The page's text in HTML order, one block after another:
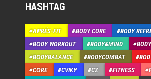
HASHTAG
APRÉS-FIT BODY CORE
BODY
BODY WORKOUT
BODY&MIND
BODYBALANCE
BODYCOMBAT
CORE
CVIKY CZ FITNESS